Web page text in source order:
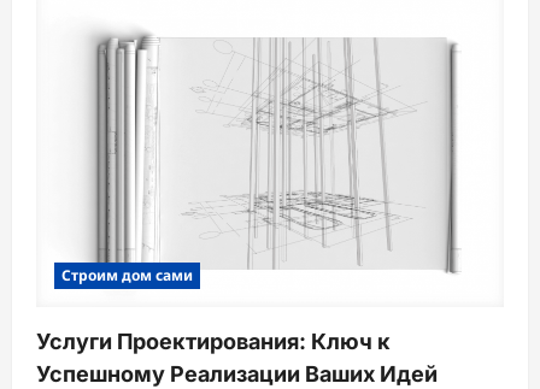
Строим дом сами
Услуги Проектирования: Ключ к
Успешному Реализации Ваших Идей